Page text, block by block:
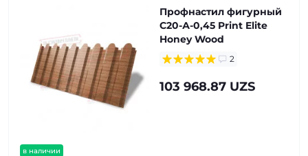
в наличии
Профнастил фигурный
С20-А-0,45 Print Elite
Honey Wood
2
103 968.87 UZS